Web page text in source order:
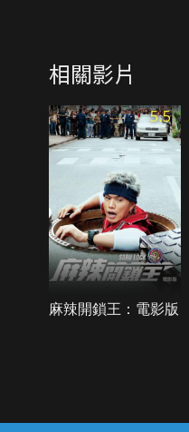
相關影片
5.5
麻辣開鎖王：電影版